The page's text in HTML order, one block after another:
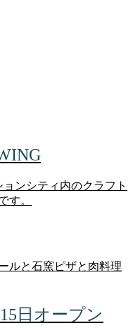
ンシティ内のクラフト
す。
ルと石窯ピザと肉料理
日オープン